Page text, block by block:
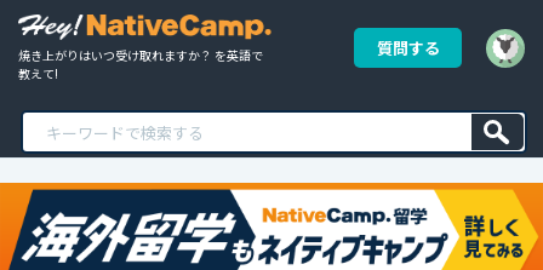
焼き上がりはいつ受け取れますか？ を英語で
教えて!
質問する